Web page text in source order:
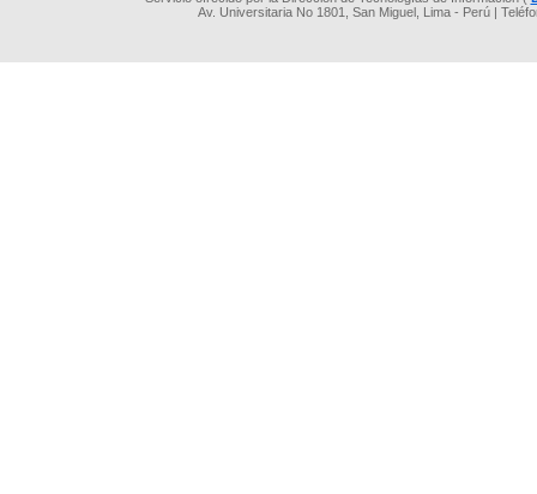
Av. Universitaria No 1801, San Miguel, Lima - Perú |